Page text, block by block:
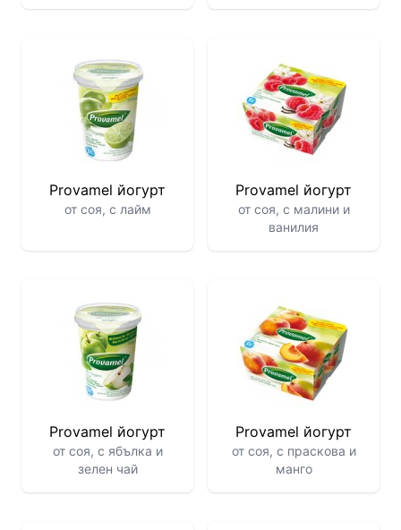
Provamel йогурт
от соя, с лайм
Provamel йогурт
от соя, с малини и
ванилия
Provamel йогурт
от соя, с ябълка и
зелен чай
Provamel йогурт
от соя, с праскова и
манго